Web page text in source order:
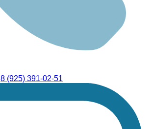
8 (925) 391-02-51